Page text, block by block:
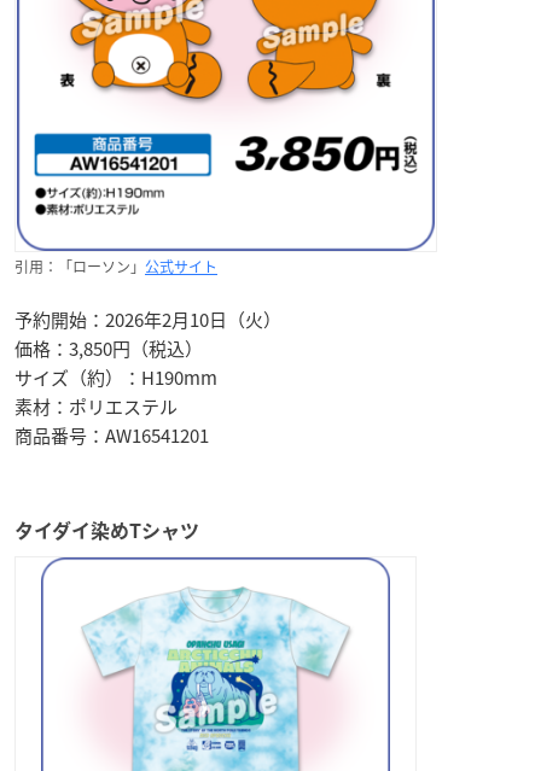
引用：「ローソン」 公式サイト
予約開始：2026年2月10日（火）
価格：3,850円（税込）
サイズ（約）：H190mm
素材：ポリエステル
商品番号：AW16541201
タイダイ染めTシャツ